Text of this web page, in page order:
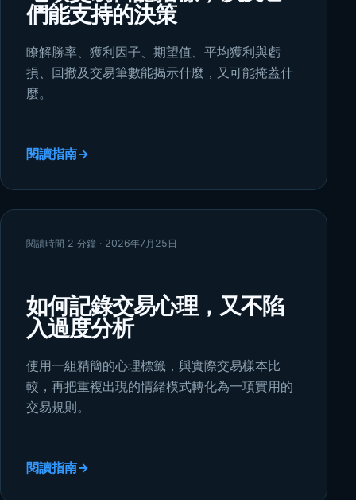
們能支持的決策
瞭解勝率、獲利因子、期望值、平均獲利與虧
損、回撤及交易筆數能揭示什麼，又可能掩蓋什
麼。
閱讀指南→
閱讀時間 2 分鐘 · 2026年7月25日
如何記錄交易心理，又不陷
入過度分析
使用一組精簡的心理標籤，與實際交易樣本比
較，再把重複出現的情緒模式轉化為一項實用的
交易規則。
閱讀指南→